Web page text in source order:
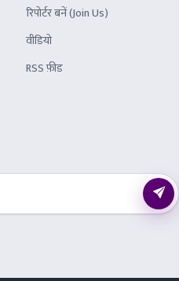
रिपोर्टर बनें (Join Us)
वीडियो
RSS फ़ीड